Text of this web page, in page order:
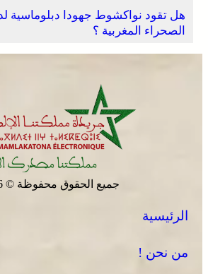
هل تقود نواكشوط جهودا دبلوماسية
الصحراء المغربية ؟
جميع الحقوق محفوظة © 2026
الرئيسية
من نحن !